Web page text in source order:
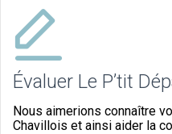
Évaluer Le P’tit
Nous aimerions connaître
Chavillois et ainsi aider la